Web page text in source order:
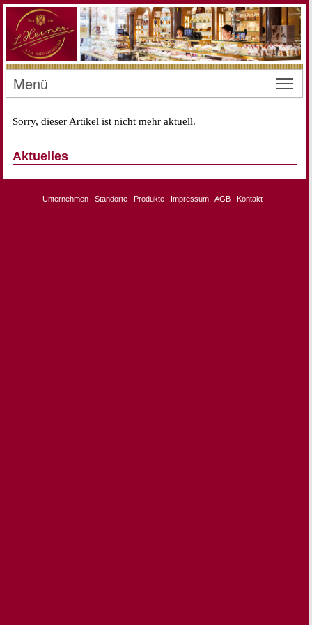
Menü
Sorry, dieser Artikel ist nicht mehr aktuell.
Aktuelles
Unternehmen Standorte Produkte Impressum AGB Kontakt